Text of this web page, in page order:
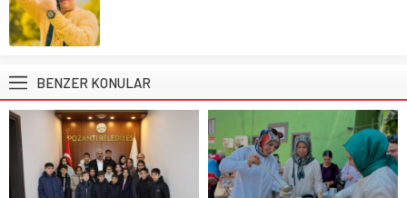
BENZER KONULAR